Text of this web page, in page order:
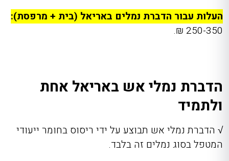
העלות עבור הדברת נמלים באריאל (בית + מרפסת):
250-350 ₪.
הדברת נמלי אש באריאל אחת
ולתמיד
√ הדברת נמלי אש תבוצע על ידי ריסוס בחומר ייעודי
המטפל בסוג נמלים זה בלבד.